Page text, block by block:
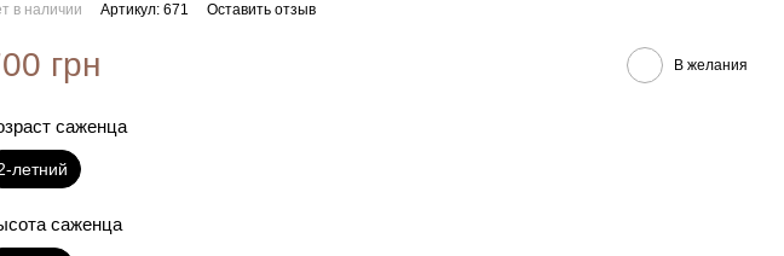
в наличии Артикул: 671 Оставить отзыв
грн В желания
саженца
летний
саженца